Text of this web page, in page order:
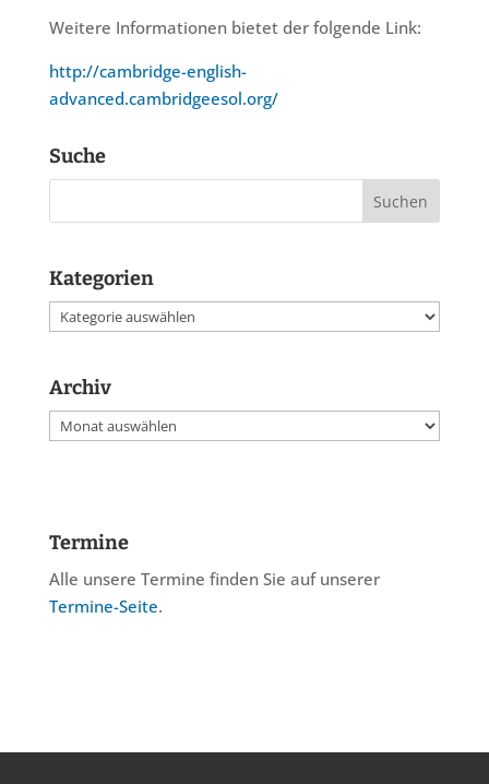
Weitere Informationen bietet der folgende Link:
http://cambridge-english-
advanced.cambridgeesol.org/
Suche
Kategorien
Kategorien
Archiv
Archiv
Termine
Alle unsere Termine finden Sie auf unserer
Termine-Seite.